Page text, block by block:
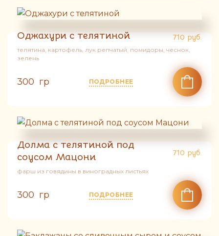
Оджахури с телятиной 710 руб.
телятина, картофель, лук репчатый, помидоры, чеснок,
зелень
300 гр ПОДРОБНЕЕ
Долма с телятиной под
соусом Мацони
710 руб.
фарш из говядины в виноградных листьях
300 гр ПОДРОБНЕЕ